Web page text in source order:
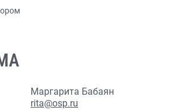
Маргарита Бабаян
rita@osp.ru